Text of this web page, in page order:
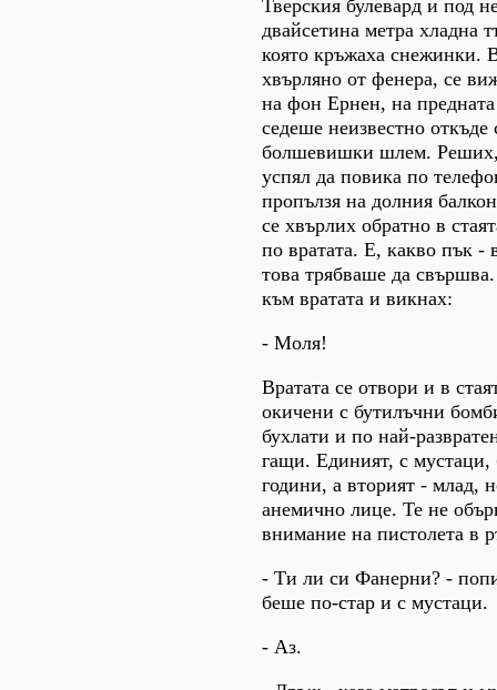
Тверския булевард и под
двайсетина метра хладна
която кръжаха снежинки.
хвърляно от фенера, се
на фон Ернен, на предната
седеше неизвестно откъде
болшевишки шлем.
успял да повика по
пропълзя на долния
се хвърлих обратно в
по вратата. Е, какво пък -
това трябваше да
към вратата и викнах:
- Моля!
Вратата се отвори и в
окичени с бутилъчни
бухлати и по най-
гащи. Единият, с мустаци,
години, а вторият - млад,
анемично лице. Те не
внимание на пистолета в
- Ти ли си Фанерни? -
беше по-стар и с мустаци.
- Аз.